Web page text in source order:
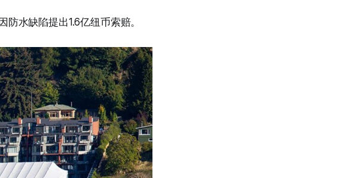
水缺陷提出1.6亿纽币索赔。